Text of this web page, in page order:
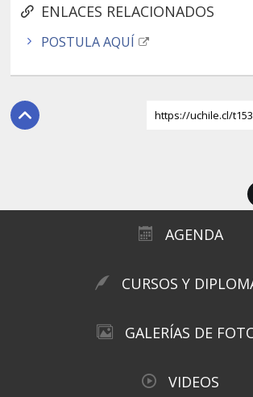
ENLACES RELACIONADOS
POSTULA AQUÍ
https://uchile.cl/
AGENDA
CURSOS Y
GALERÍAS DE
VIDEOS